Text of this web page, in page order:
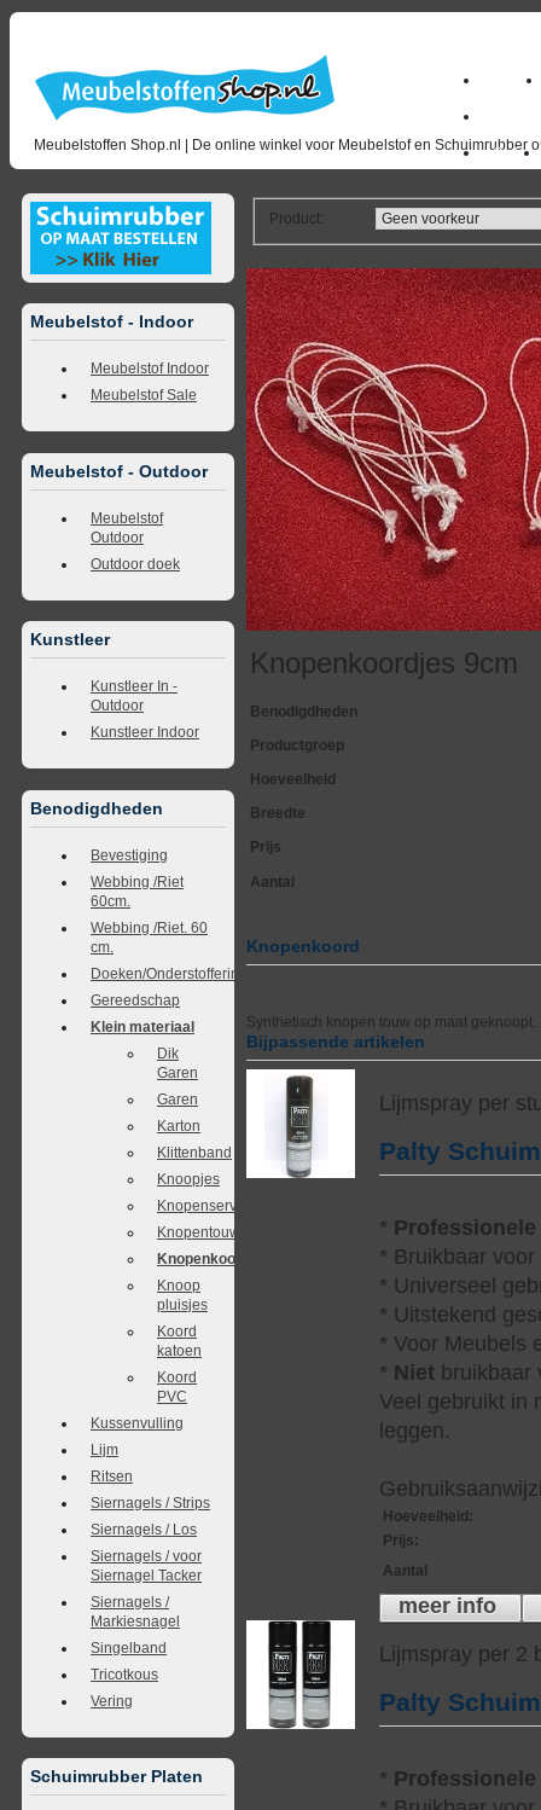
Meubelstoffen Shop.nl | De online winkel voor Meubelstof en Schuimrubber
Home
Outlet
Meubelstof - Indoor
Meubelstof Indoor
Meubelstof Sale
Meubelstof - Outdoor
Meubelstof
Outdoor
Outdoor doek
Kunstleer
Kunstleer In -
Outdoor
Kunstleer Indoor
Benodigdheden
Bevestiging
Webbing /Riet
60cm.
Webbing /Riet. 60
cm.
Doeken/Onderstoffering
Gereedschap
Klein materiaal
Dik
Garen
Garen
Karton
Klittenband
Knoopjes
Knopenservice
Knopentouw
Knopenkoordjes
Knoop
pluisjes
Koord
katoen
Koord
PVC
Kussenvulling
Lijm
Ritsen
Siernagels / Strips
Siernagels / Los
Siernagels / voor
Siernagel Tacker
Siernagels /
Markiesnagel
Singelband
Tricotkous
Vering
Schuimrubber Platen
Product:
Knopenkoordjes 9cm
Benodigdheden
Productgroep
Hoeveelheid
Breedte
Prijs
Aantal
Knopenkoord
Synthetisch knopen touw op maat geknoopt.
Bijpassende artikelen
Lijmspray per
Palty
* Professionele
* Bruikbaar
* Universeel
* Uitstekend
* Voor Meubels
* Niet bruikbaar
Veel gebruikt in
leggen.
Hoeveelheid :
Prijs:
Aantal
meer info
Lijmspray per 2
Palty
* Professionele